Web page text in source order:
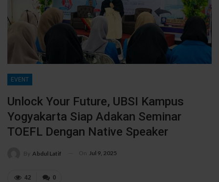
EVENT
Unlock Your Future, UBSI Kampus
Yogyakarta Siap Adakan Seminar
TOEFL Dengan Native Speaker
By Abdul Latif On Jul 9, 2025
0
42